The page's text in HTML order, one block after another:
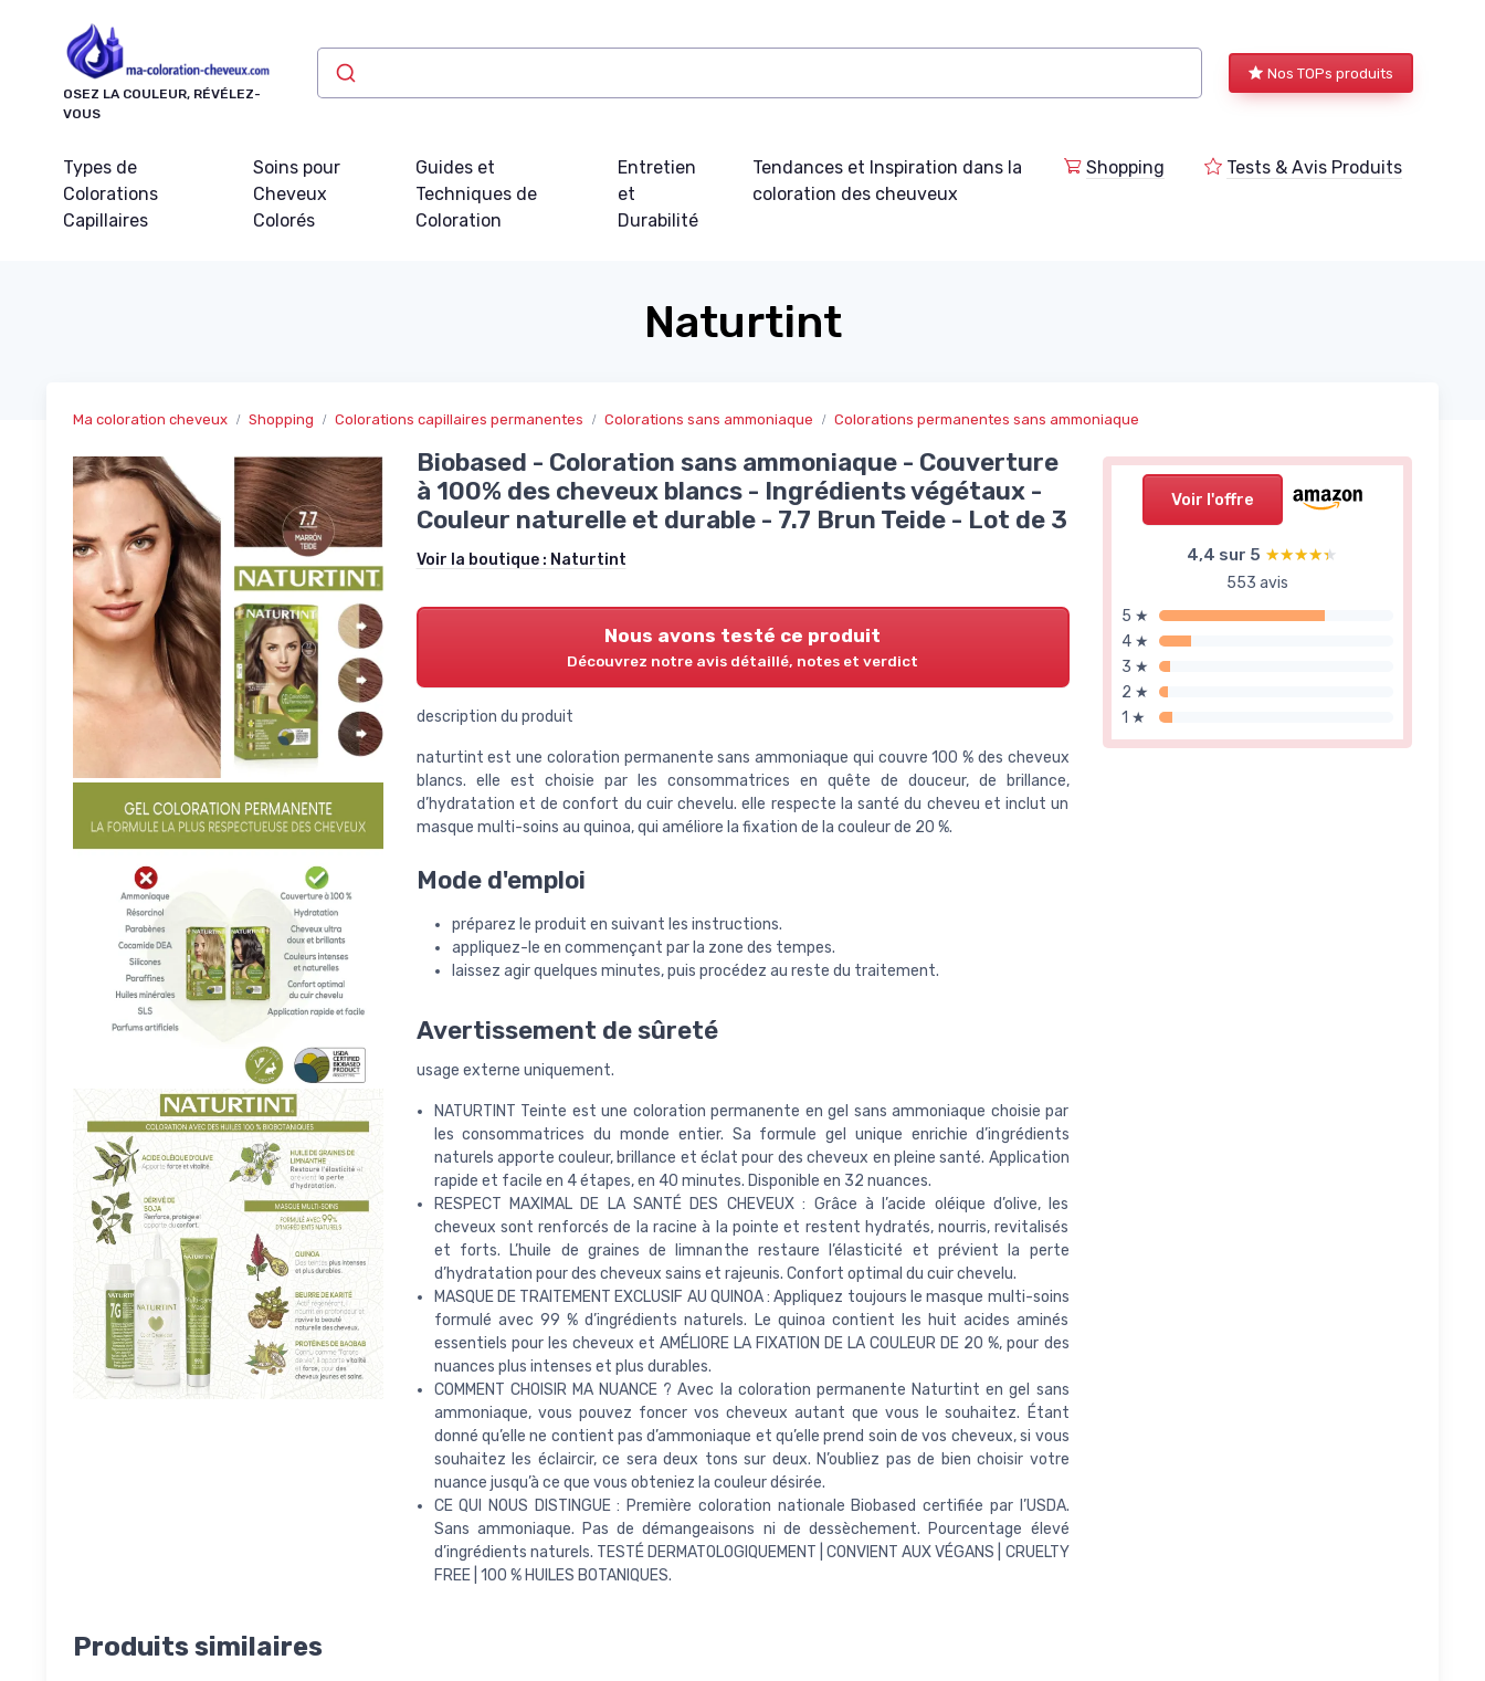
OSEZ LA COULEUR, RÉVÉLEZ-
VOUS
Nos TOPs produits
Types de
Colorations
Capillaires
Soins pour
Cheveux
Colorés
Guides et
Techniques de
Coloration
Entretien
et
Durabilité
Tendances et Inspiration dans la
coloration des cheuveux
Shopping Tests & Avis Produits
Naturtint
Ma coloration cheveux Shopping Colorations capillaires permanentes Colorations sans ammoniaque Colorations permanentes sans ammoniaque
Voir l'offre
4,4 sur 5 ★★★★★
★★★★★
553 avis
5 ★
4 ★
3 ★
2 ★
1 ★
Biobased - Coloration sans ammoniaque - Couverture
à 100% des cheveux blancs - Ingrédients végétaux -
Couleur naturelle et durable - 7.7 Brun Teide - Lot de 3
Voir la boutique : Naturtint
Nous avons testé ce produit
Découvrez notre avis détaillé, notes et verdict
description du produit
naturtint est une coloration permanente sans ammoniaque qui couvre 100 % des cheveux
blancs. elle est choisie par les consommatrices en quête de douceur, de brillance,
d’hydratation et de confort du cuir chevelu. elle respecte la santé du cheveu et inclut un
masque multi-soins au quinoa, qui améliore la fixation de la couleur de 20 %.
Mode d'emploi
préparez le produit en suivant les instructions.
appliquez-le en commençant par la zone des tempes.
laissez agir quelques minutes, puis procédez au reste du traitement.
Avertissement de sûreté
usage externe uniquement.
NATURTINT Teinte est une coloration permanente en gel sans ammoniaque choisie par
les consommatrices du monde entier. Sa formule gel unique enrichie d’ingrédients
naturels apporte couleur, brillance et éclat pour des cheveux en pleine santé. Application
rapide et facile en 4 étapes, en 40 minutes. Disponible en 32 nuances.
RESPECT MAXIMAL DE LA SANTÉ DES CHEVEUX : Grâce à l’acide oléique d’olive, les
cheveux sont renforcés de la racine à la pointe et restent hydratés, nourris, revitalisés
et forts. L’huile de graines de limnanthe restaure l’élasticité et prévient la perte
d’hydratation pour des cheveux sains et rajeunis. Confort optimal du cuir chevelu.
MASQUE DE TRAITEMENT EXCLUSIF AU QUINOA : Appliquez toujours le masque multi-soins
formulé avec 99 % d’ingrédients naturels. Le quinoa contient les huit acides aminés
essentiels pour les cheveux et AMÉLIORE LA FIXATION DE LA COULEUR DE 20 %, pour des
nuances plus intenses et plus durables.
COMMENT CHOISIR MA NUANCE ? Avec la coloration permanente Naturtint en gel sans
ammoniaque, vous pouvez foncer vos cheveux autant que vous le souhaitez. Étant
donné qu’elle ne contient pas d’ammoniaque et qu’elle prend soin de vos cheveux, si vous
souhaitez les éclaircir, ce sera deux tons sur deux. N’oubliez pas de bien choisir votre
nuance jusqu’à ce que vous obteniez la couleur désirée.
CE QUI NOUS DISTINGUE : Première coloration nationale Biobased certifiée par l’USDA.
Sans ammoniaque. Pas de démangeaisons ni de dessèchement. Pourcentage élevé
d’ingrédients naturels. TESTÉ DERMATOLOGIQUEMENT | CONVIENT AUX VÉGANS | CRUELTY
FREE | 100 % HUILES BOTANIQUES.
Produits similaires